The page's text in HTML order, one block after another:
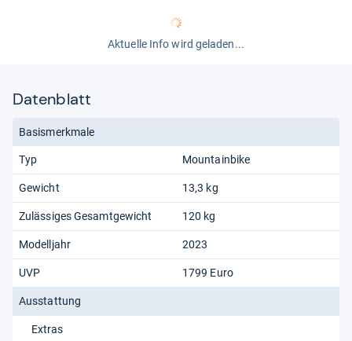
Aktuelle Info wird geladen...
Datenblatt
Basismerkmale
Typ Mountainbike
Gewicht 13,3 kg
Zulässiges Gesamtgewicht 120 kg
Modelljahr 2023
UVP 1799 Euro
Ausstattung
Extras